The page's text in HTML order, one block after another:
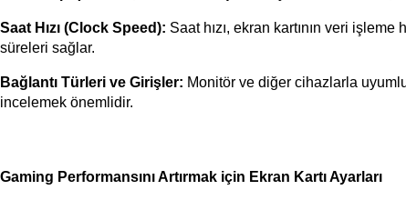
Saat Hızı (Clock Speed): Saat hızı, ekran kartının veri işleme
süreleri sağlar.
Bağlantı Türleri ve Girişler: Monitör ve diğer cihazlarla
incelemek önemlidir.
Gaming Performansını Artırmak için Ekran Kartı Ayarları